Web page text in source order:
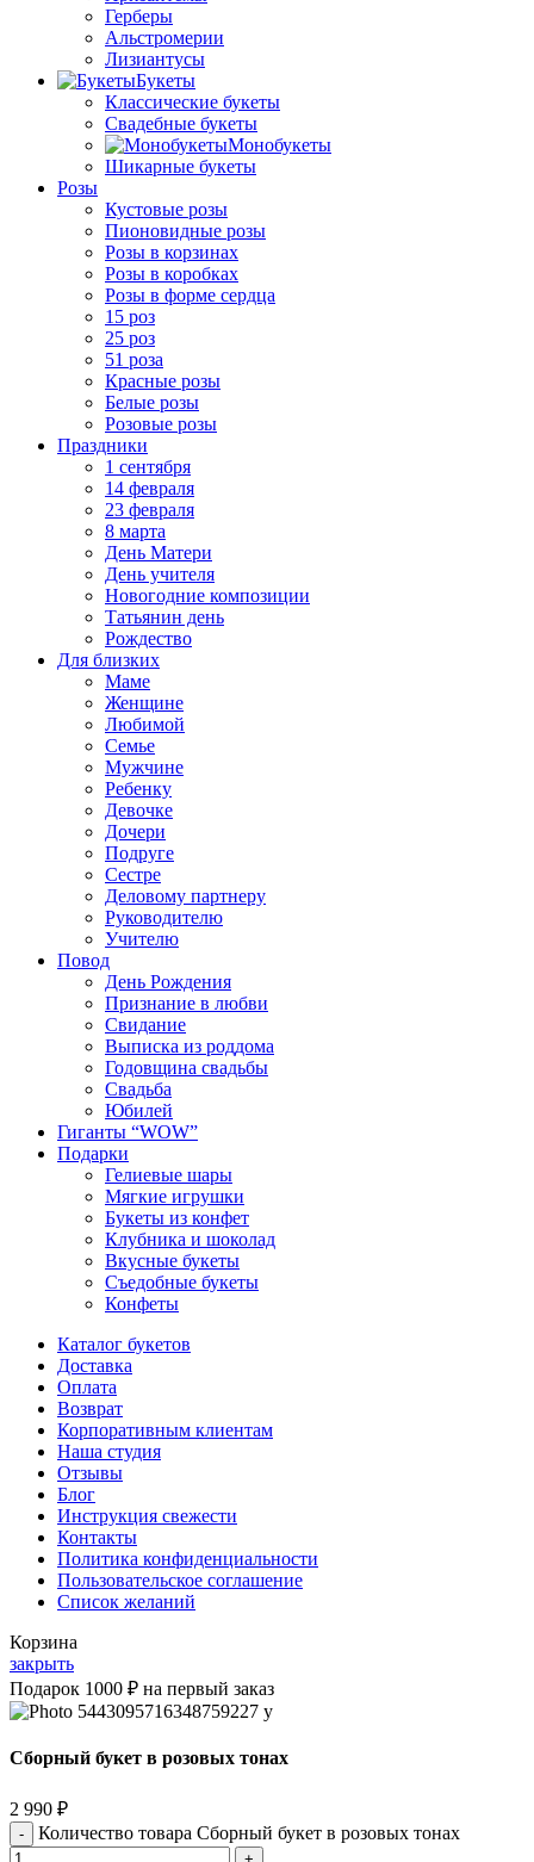
Герберы
Альстромерии
Лизиантусы
Букеты
Классические букеты
Свадебные букеты
Монобукеты
Шикарные букеты
Розы
Кустовые розы
Пионовидные розы
Розы в корзинах
Розы в коробках
Розы в форме сердца
15 роз
25 роз
51 роза
Красные розы
Белые розы
Розовые розы
Праздники
1 сентября
14 февраля
23 февраля
8 марта
День Матери
День учителя
Новогодние композиции
Татьянин день
Рождество
Для близких
Маме
Женщине
Любимой
Семье
Мужчине
Ребенку
Девочке
Дочери
Подруге
Сестре
Деловому партнеру
Руководителю
Учителю
Повод
День Рождения
Признание в любви
Свидание
Выписка из роддома
Годовщина свадьбы
Свадьба
Юбилей
Гиганты “WOW”
Подарки
Гелиевые шары
Мягкие игрушки
Букеты из конфет
Клубника и шоколад
Вкусные букеты
Съедобные букеты
Конфеты
Каталог букетов
Доставка
Оплата
Возврат
Корпоративным клиентам
Наша студия
Отзывы
Блог
Инструкция свежести
Контакты
Политика конфиденциальности
Пользовательское соглашение
Список желаний
Корзина
закрыть
Подарок 1000 ₽ на первый заказ
Сборный букет в розовых тонах
2 990 ₽
Количество товара Сборный букет в розовых тонах